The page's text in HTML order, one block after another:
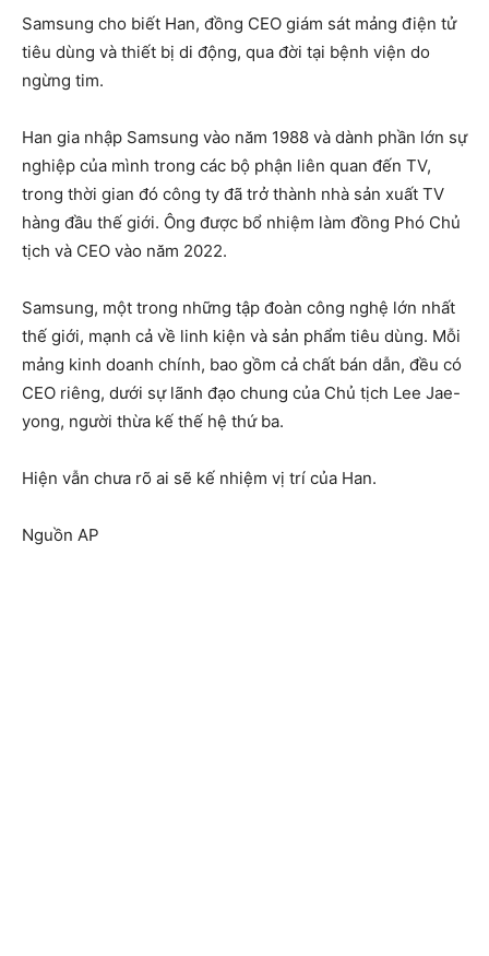
Samsung cho biết Han, đồng CEO giám sát mảng điện tử
tiêu dùng và thiết bị di động, qua đời tại bệnh viện do
ngừng tim.
Han gia nhập Samsung vào năm 1988 và dành phần lớn sự
nghiệp của mình trong các bộ phận liên quan đến TV,
trong thời gian đó công ty đã trở thành nhà sản xuất TV
hàng đầu thế giới. Ông được bổ nhiệm làm đồng Phó Chủ
tịch và CEO vào năm 2022.
Samsung, một trong những tập đoàn công nghệ lớn nhất
thế giới, mạnh cả về linh kiện và sản phẩm tiêu dùng. Mỗi
mảng kinh doanh chính, bao gồm cả chất bán dẫn, đều có
CEO riêng, dưới sự lãnh đạo chung của Chủ tịch Lee Jae-
yong, người thừa kế thế hệ thứ ba.
Hiện vẫn chưa rõ ai sẽ kế nhiệm vị trí của Han.
Nguồn AP